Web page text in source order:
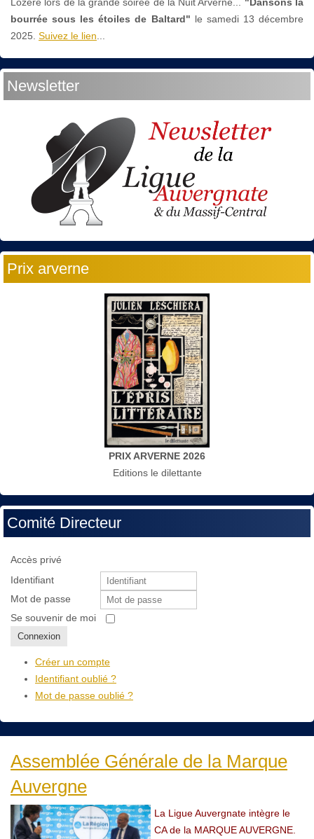
bourrée sous les étoiles de Baltard" le samedi 13 décembre
2025. Suivez le lien
Newsletter
Prix arverne
PRIX ARVERNE 2026
Editions le dilettante
Comité Directeur
Accès privé
Identifiant
Mot de passe
Se souvenir de moi
Connexion
Créer un compte
Identifiant oublié ?
Mot de passe oublié ?
Assemblée Générale de la Marque
Auvergne
La Ligue Auvergnate intègre le
CA de la MARQUE AUVERGNE.